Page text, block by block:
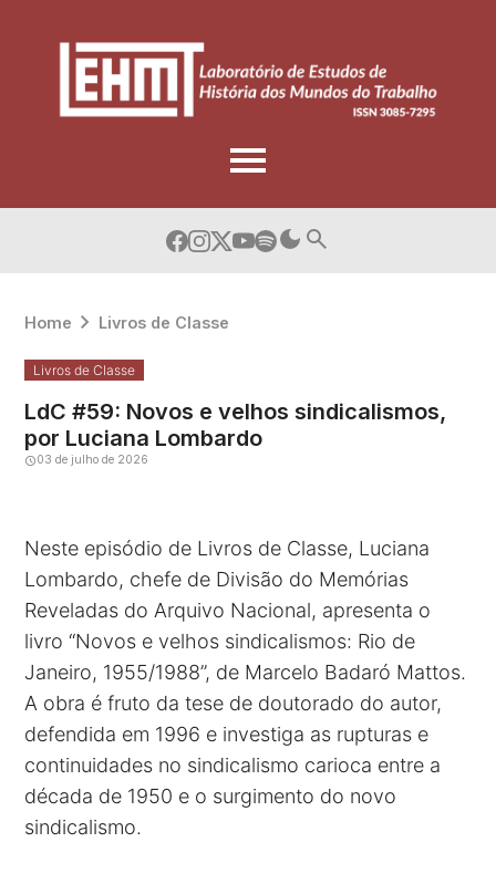
Home Livros de Classe
Livros de Classe
LdC #59: Novos e velhos sindicalismos,
por Luciana Lombardo
03 de julho de 2026
Neste episódio de Livros de Classe, Luciana
Lombardo, chefe de Divisão do Memórias
Reveladas do Arquivo Nacional, apresenta o
livro “Novos e velhos sindicalismos: Rio de
Janeiro, 1955/1988”, de Marcelo Badaró Mattos.
A obra é fruto da tese de doutorado do autor,
defendida em 1996 e investiga as rupturas e
continuidades no sindicalismo carioca entre a
década de 1950 e o surgimento do novo
sindicalismo.